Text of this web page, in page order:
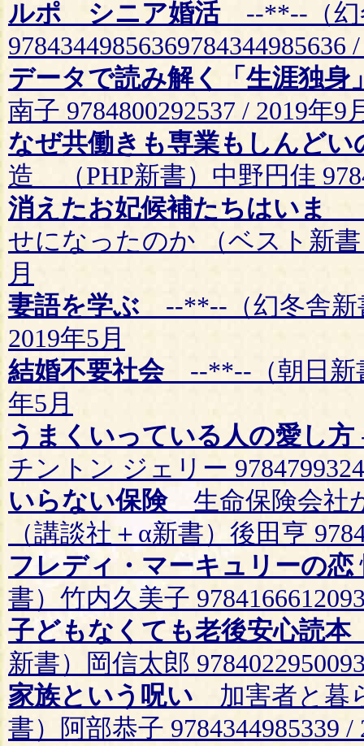
ルポ シニア婚活--**--（幻
97843449856369784344985636
データで読み解く「生涯独身
南子 9784800292537 / 2019年9
なぜ共働きも専業もしんどい
造 （PHP新書）中野円佳
消えたお妃候補たちはいま
せになったのか （ベスト新書
月
妻語を学ぶ --**--（幻冬舎新
2019年5月
結婚不要社会--**--（朝日新書
年5月
うまくいっている人の愛し方
チントン ジェリー
いらない保険生命保険会社
（講談社＋α新書）後田亨
フレディ・マーキュリーの恋
書）竹内久美子
子どもなくても老後安心読本
新書）岡信太郎
家族という呪い 加害者と暮
書）阿部恭子 9784344985339 /